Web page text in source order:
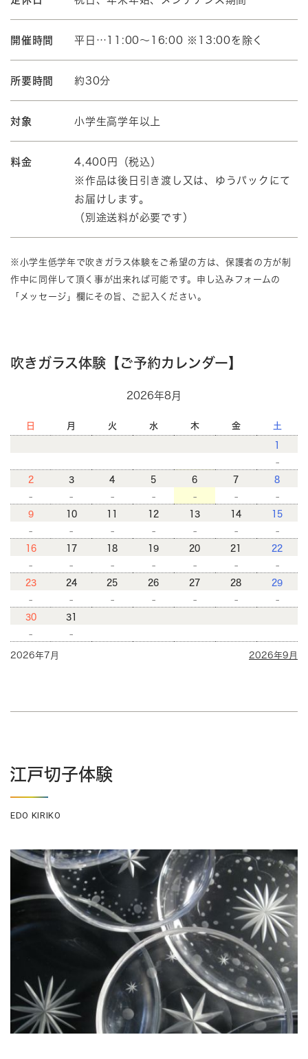
開催時間 平日…11:00～16:00 ※13:00を除く
所要時間 約30分
対象 小学生高学年以上
料金
4,400円（税込）
※作品は後日引き渡し又は、ゆうパックにて
お届けします。
（別途送料が必要です）
※小学生低学年で吹きガラス体験をご希望の方は、保護者の方が制
作中に同伴して頂く事が出来れば可能です。申し込みフォームの
「メッセージ」欄にその旨、ご記入ください。
吹きガラス体験【ご予約カレンダー】
2026年8月
日 月 火 水 木 金 土
1
-
2
-
3
-
4
-
5
-
6
-
7
-
8
-
9
-
10
-
11
-
12
-
13
-
14
-
15
-
16
-
17
-
18
-
19
-
20
-
21
-
22
-
23
-
24
-
25
-
26
-
27
-
28
-
29
-
30
-
31
-
2026年7月 2026年9月
江戸切子体験
EDO KIRIKO